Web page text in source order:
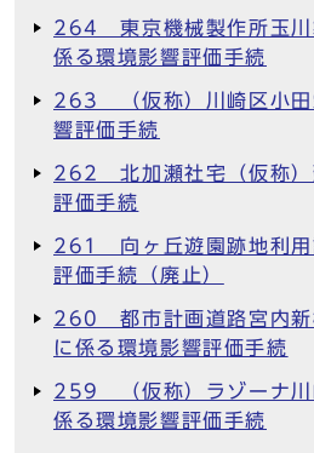
264 東京機械製作所玉川
係る環境影響評価手続
263 （仮称）川崎区小田
響評価手続
262 北加瀬社宅（仮称）
評価手続
261 向ヶ丘遊園跡地利用
評価手続（廃止）
260 都市計画道路宮内新
に係る環境影響評価手続
259 （仮称）ラゾーナ川
係る環境影響評価手続